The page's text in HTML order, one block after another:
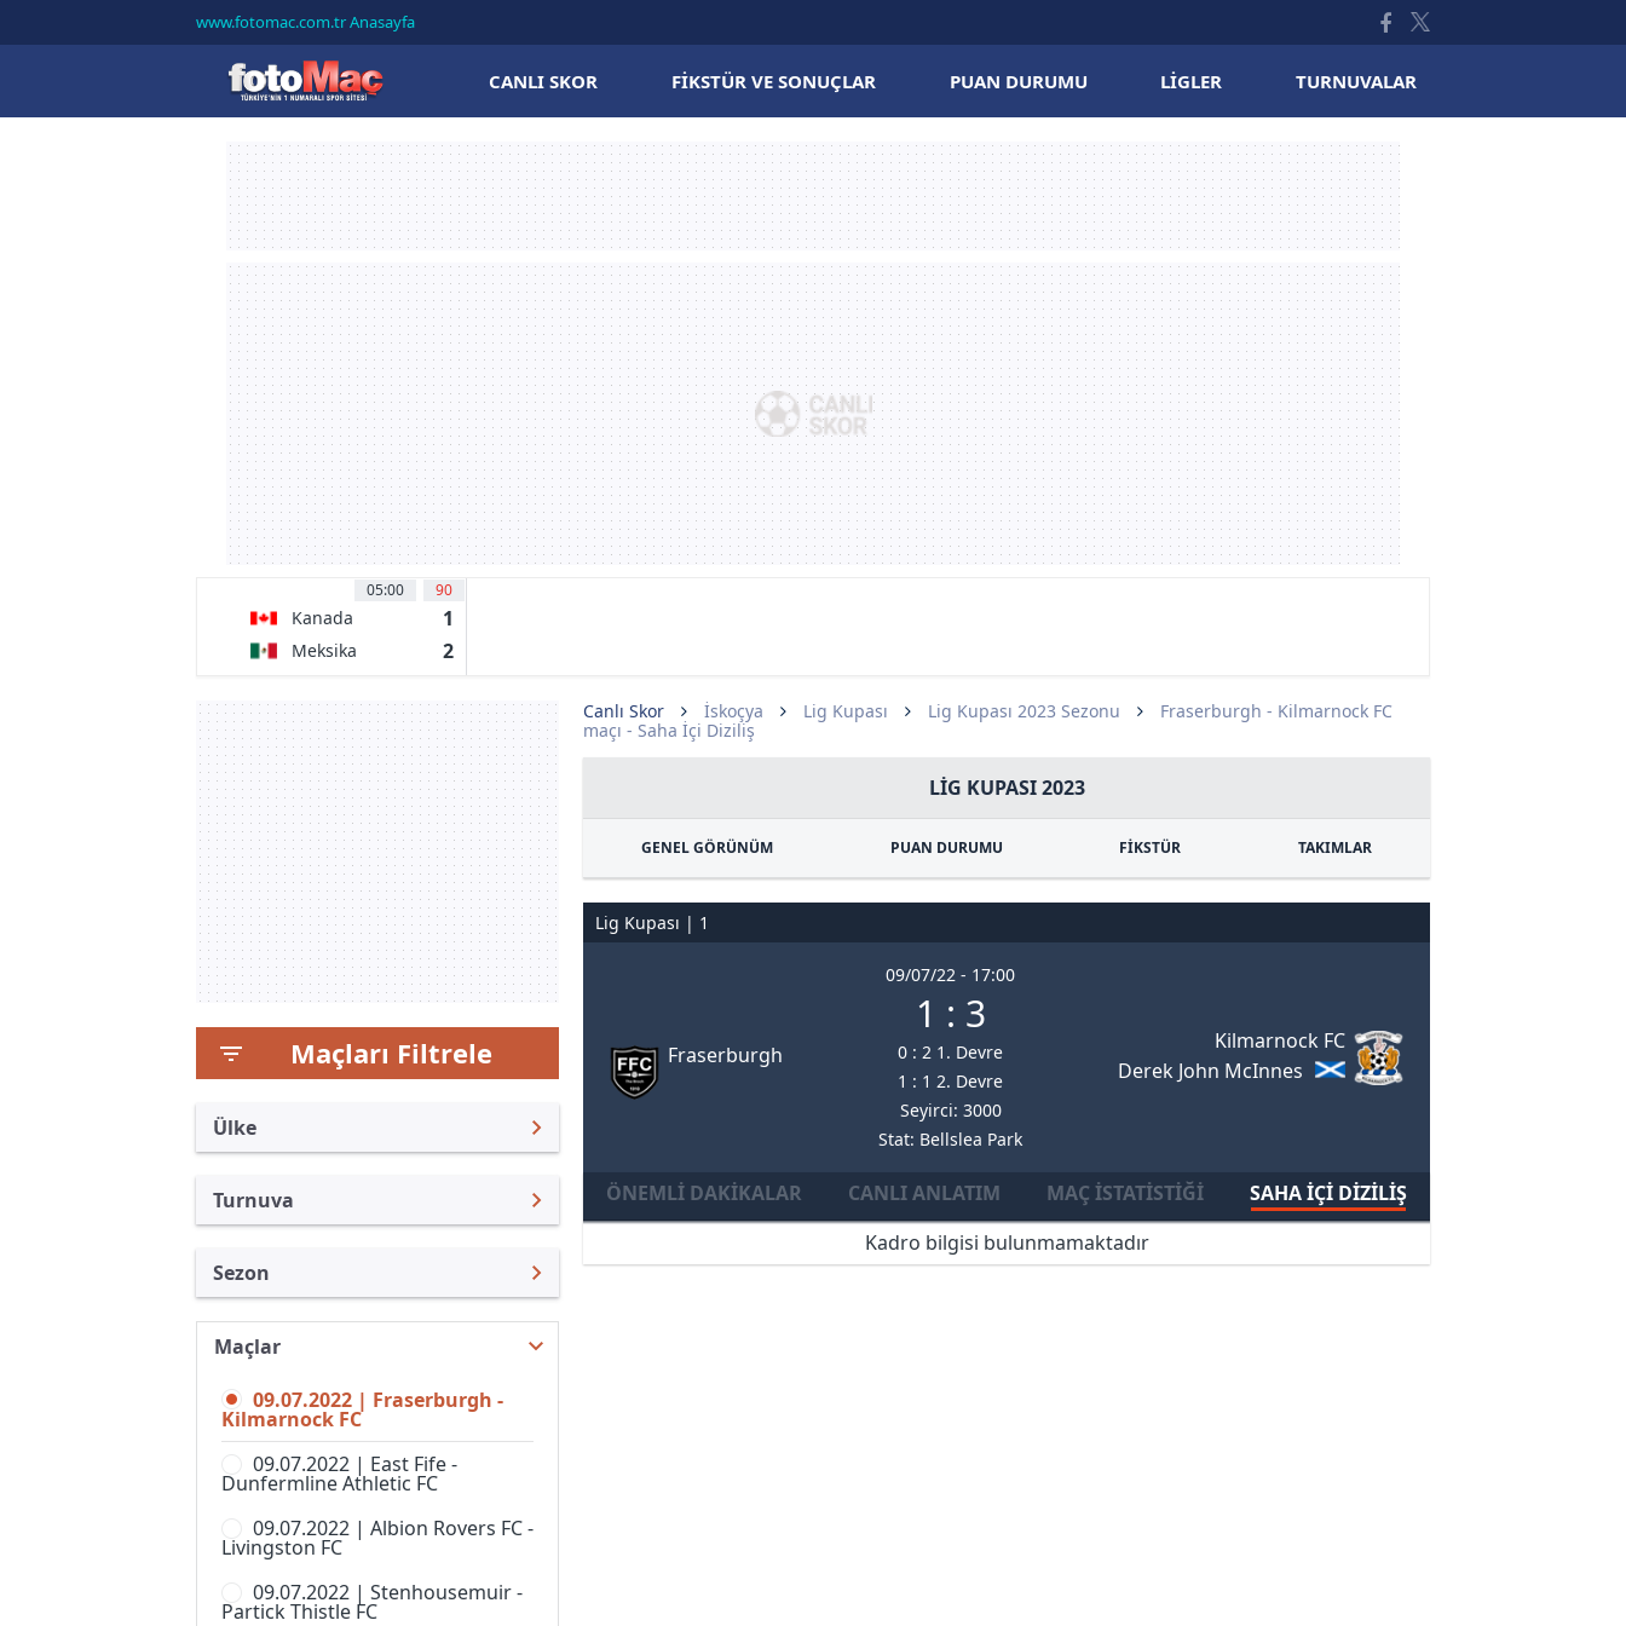
www.fotomac.com.tr Anasayfa
CANLI SKOR FIKSTÜR VE SONUÇLAR PUAN DURUMU LIGLER TURNUVALAR
05:00 90
Kanada 1
Meksika 2
Maçları Filtrele
Ülke
İskoçya
Türkiye
Uluslararası
Uluslararası Kulüpler
Turkiye
İngiltere
Almanya Amatör
Fransa
Turnuva
Premier Lig
Challange Kupası
Lig 1
Lig 2
Premier League Cup, Women
Premier Lig 1, Bayanlar
Sezon
Lig Kupası 2026
Lig Kupası 2025
Lig Kupası 2024
Lig Kupası 2023
Lig Kupası 2021
Lig Kupası 20/21
Maçlar
09.07.2022 | Fraserburgh -
Kilmarnock FC
09.07.2022 | East Fife -
Dunfermline Athletic FC
09.07.2022 | Albion Rovers FC -
Livingston FC
09.07.2022 | Stenhousemuir -
Partick Thistle FC
Canlı Skor İskoçya Lig Kupası Lig Kupası 2023 Sezonu
Fraserburgh - Kilmarnock FC
maçı - Saha İçi Diziliş
LIG KUPASI 2023
GENEL GÖRÜNÜM PUAN DURUMU FİKSTÜR TAKIMLAR
Lig Kupası | 1
Fraserburgh
09/07/22 - 17:00
1 : 3
0 : 2 1. Devre
1 : 1 2. Devre
Seyirci: 3000
Stat: Bellslea Park
Kilmarnock FC
Derek John McInnes
ÖNEMLI DAKIKALAR CANLI ANLATIM MAÇ İSTATISTIĞI
SAHA İÇI DIZILIŞ
Kadro bilgisi bulunmamaktadır